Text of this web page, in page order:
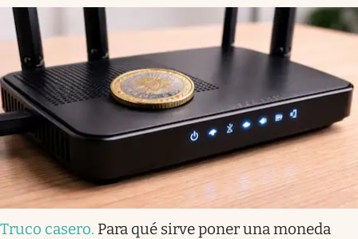
Truco casero. Para qué sirve poner una moneda